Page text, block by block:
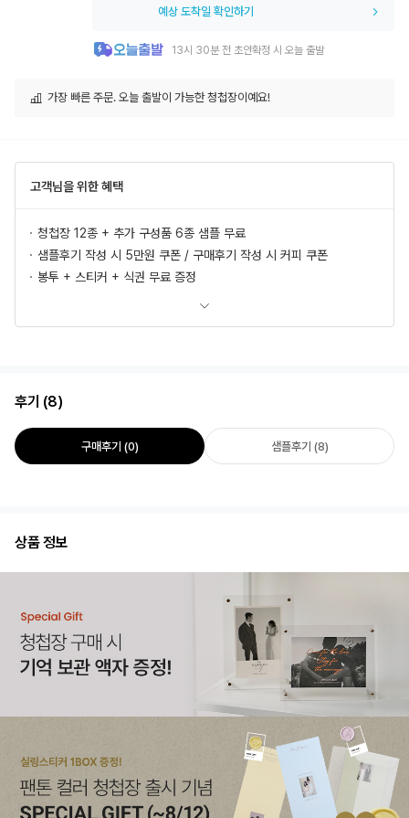
예상 도착일 확인하기
13시 30분 전 초안확정 시 오늘 출발
가장 빠른 주문. 오늘 출발이 가능한 청첩장이예요!
고객님을 위한 혜택
청첩장 12종 + 추가 구성품 6종 샘플 무료
샘플후기 작성 시 5만원 쿠폰 / 구매후기 작성 시 커피 쿠폰
봉투 + 스티커 + 식권 무료 증정
후기 (8)
구매후기 (0) 샘플후기 (8)
상품 정보